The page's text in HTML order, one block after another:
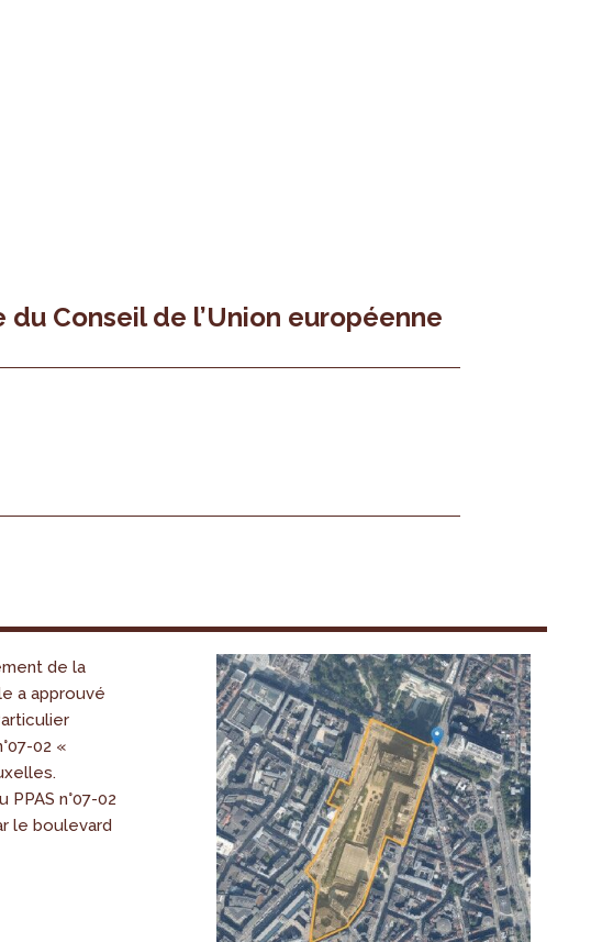
Conseil de l’Union européenne
de la
a approuvé
02 «
n°07-02
le boulevard